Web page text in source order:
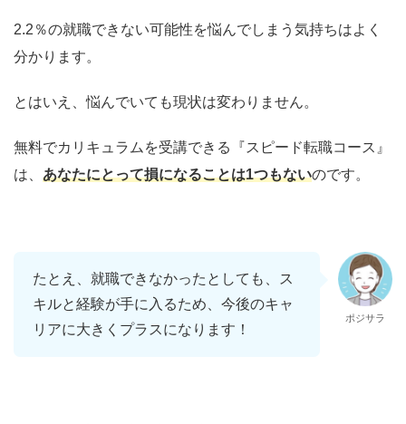
2.2％の就職できない可能性を悩んでしまう気持ちはよく
分かります。
とはいえ、悩んでいても現状は変わりません。
無料でカリキュラムを受講できる『スピード転職コース』
は、 あなたにとって損になることは1つもないのです。
たとえ、就職できなかったとしても、ス
キルと経験が手に入るため、今後のキャ
リアに大きくプラスになります！
ポジサラ